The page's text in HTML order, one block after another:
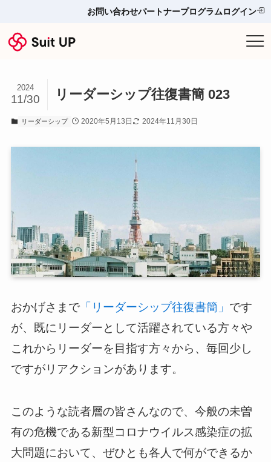
プランと料金
他ツールとの比較＆選び方
お問い合わせ
スーツアップを無料ではじめる▶
お問い合わせパートナープログラムログイン
リーダーシップ往復書簡 023
2024
11/30
リーダーシップ 2020年5月13日 2024年11月30日
おかげさまで「リーダーシップ往復書簡」 です
が、既にリーダーとして活躍されている方々や
これからリーダーを目指す方々から、毎回少し
ですがリアクションがあります。
このような読者層の皆さんなので、今般の未曽
有の危機である新型コロナウイルス感染症の拡
大問題において、ぜひとも各人で何ができるか